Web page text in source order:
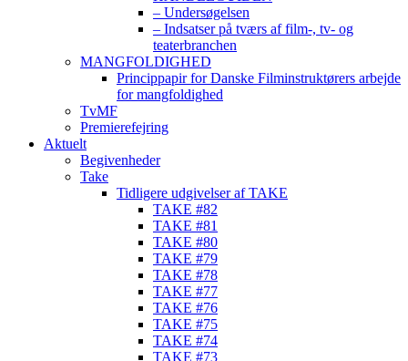
– Undersøgelsen
– Indsatser på tværs af film-, tv- og
teaterbranchen
MANGFOLDIGHED
Princippapir for Danske Filminstruktørers arbejde
for mangfoldighed
TvMF
Premierefejring
Aktuelt
Begivenheder
Take
Tidligere udgivelser af TAKE
TAKE #82
TAKE #81
TAKE #80
TAKE #79
TAKE #78
TAKE #77
TAKE #76
TAKE #75
TAKE #74
TAKE #73